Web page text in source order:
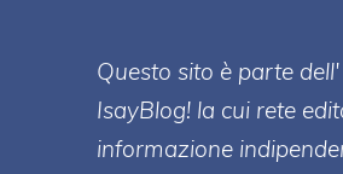
Questo sito è parte
IsayBlog! la cui rete
informazione